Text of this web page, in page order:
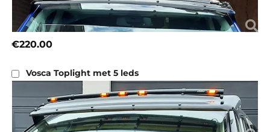
€220.00
Vosca Toplight met 5 leds